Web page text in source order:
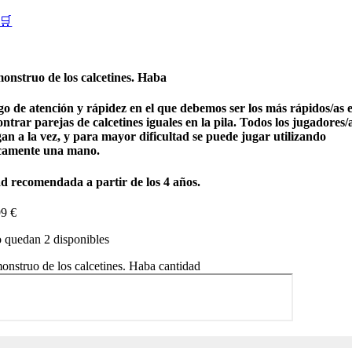
🛒
de los calcetines. Haba
de atención y rápidez en el que debemos ser los más rápidos/as
parejas de calcetines iguales en la pila. Todos los jugadores/
a la vez, y para mayor dificultad se puede jugar utilizando
una mano.
recomendada a partir de los 4 años.
€
quedan 2 disponibles
de los calcetines. Haba cantidad